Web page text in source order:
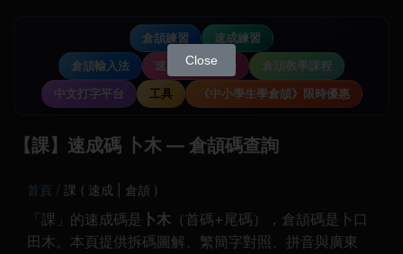
倉頡練習
速成練習
倉頡輸入法
速成輸入法教學
倉頡教學課程
中文打字平台
工具 《中小學生學倉頡》限時優惠
【課】速成碼 卜木 — 倉頡碼查詢
首頁 課 ( 速成 | 倉頡 )
「課」的速成碼是 卜木 （首碼+尾碼），倉頡碼是卜口
田木。本頁提供拆碼圖解、繁簡字對照、拼音與廣東
Close